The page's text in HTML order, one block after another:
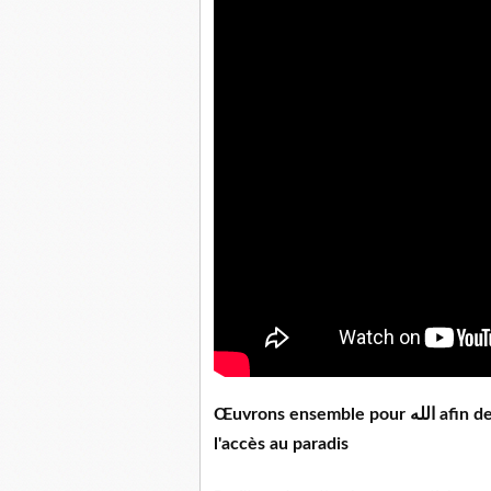
Œuvrons ensemble pour الله afin de remplir notre balance de hassanetes et espérer
l'accès au paradis